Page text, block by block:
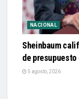
NACIONAL
Sheinbaum
de presupuesto
5 agosto, 2026